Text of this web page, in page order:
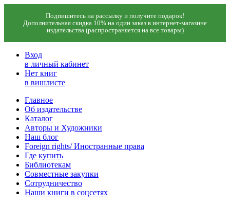
Подпишитесь на рассылку и получите подарок!
Дополнительная скидка 10% на один заказ в интернет-магазине
издательства (распространяется на все товары)
Вход
в личный кабинет
Нет книг
в вишлисте
Главное
Об издательстве
Каталог
Авторы и Художники
Наш блог
Foreign rights/ Иностранные права
Где купить
Библиотекам
Совместные закупки
Сотрудничество
Наши книги в соцсетях